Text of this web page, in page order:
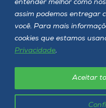
entender melhor como
assim podemos entregar
você. Para mais
cookies que estamos
Privacidade.
Aceitar
Unoesc © 2026 - Todos os direitos
Política de privacidade LGPD